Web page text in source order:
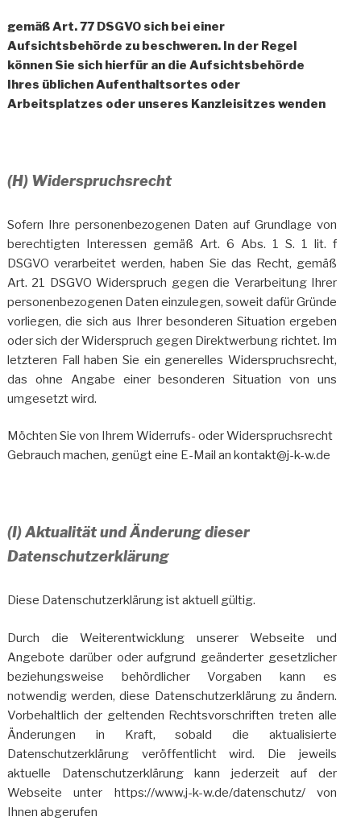
gemäß Art. 77 DSGVO sich bei einer
Aufsichtsbehörde zu beschweren. In der Regel
können Sie sich hierfür an die Aufsichtsbehörde
Ihres üblichen Aufenthaltsortes oder
Arbeitsplatzes oder unseres Kanzleisitzes wenden
(H) Widerspruchsrecht
Sofern Ihre personenbezogenen Daten auf Grundlage von
berechtigten Interessen gemäß Art. 6 Abs. 1 S. 1 lit. f
DSGVO verarbeitet werden, haben Sie das Recht, gemäß
Art. 21 DSGVO Widerspruch gegen die Verarbeitung Ihrer
personenbezogenen Daten einzulegen, soweit dafür Gründe
vorliegen, die sich aus Ihrer besonderen Situation ergeben
oder sich der Widerspruch gegen Direktwerbung richtet. Im
letzteren Fall haben Sie ein generelles Widerspruchsrecht,
das ohne Angabe einer besonderen Situation von uns
umgesetzt wird.
Möchten Sie von Ihrem Widerrufs- oder Widerspruchsrecht
Gebrauch machen, genügt eine E-Mail an kontakt@j-k-w.de
(I) Aktualität und Änderung dieser
Datenschutzerklärung
Diese Datenschutzerklärung ist aktuell gültig.
Durch die Weiterentwicklung unserer Webseite und
Angebote darüber oder aufgrund geänderter gesetzlicher
beziehungsweise behördlicher Vorgaben kann es
notwendig werden, diese Datenschutzerklärung zu ändern.
Vorbehaltlich der geltenden Rechtsvorschriften treten alle
Änderungen in Kraft, sobald die aktualisierte
Datenschutzerklärung veröffentlicht wird. Die jeweils
aktuelle Datenschutzerklärung kann jederzeit auf der
Webseite unter https://www.j-k-w.de/datenschutz/ von
Ihnen abgerufen